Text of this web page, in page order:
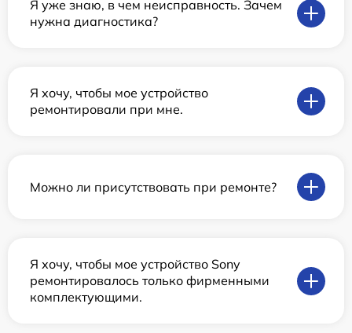
Я уже знаю, в чем неисправность. Зачем
нужна диагностика?
Я хочу, чтобы мое устройство
ремонтировали при мне.
Можно ли присутствовать при ремонте?
Я хочу, чтобы мое устройство Sony
ремонтировалось только фирменными
комплектующими.